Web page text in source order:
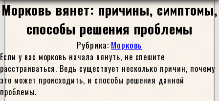
Морковь вянет: причины, симптомы,
способы решения проблемы
Рубрика: Морковь
Если у вас морковь начала вянуть, не спешите
расстраиваться. Ведь существует несколько причин, почему
это может происходить, и способы решения данной
проблемы.